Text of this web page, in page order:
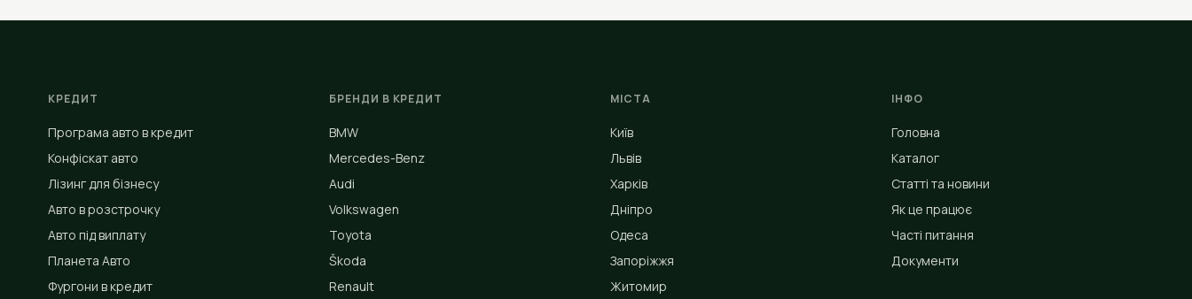
КРЕДИТ
Програма авто в кредит
Конфіскат авто
Лізинг для бізнесу
Авто в розстрочку
Авто під виплату
Планета Авто
Фургони в кредит
БРЕНДИ В КРЕДИТ
BMW
Mercedes-Benz
Audi
Volkswagen
Toyota
Škoda
Renault
МІСТА
Київ
Львів
Харків
Дніпро
Одеса
Запоріжжя
Житомир
ІНФО
Головна
Каталог
Статті та новини
Як це працює
Часті питання
Документи